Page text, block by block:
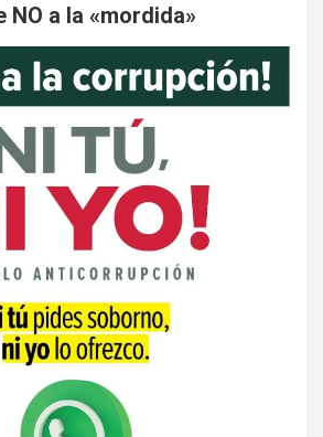
NO a la «mordida»